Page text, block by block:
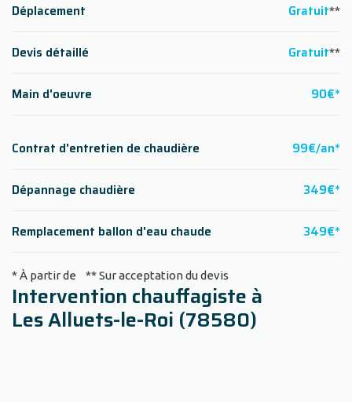
Déplacement Gratuit**
Devis détaillé Gratuit**
Main d'oeuvre 90€*
Contrat d'entretien de chaudière 99€/an*
Dépannage chaudière 349€*
Remplacement ballon d'eau chaude 349€*
* À partir de ** Sur acceptation du devis
Intervention chauffagiste à
Les Alluets-le-Roi (78580)